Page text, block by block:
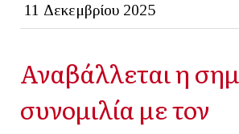
11 Δεκεμβρίου 2025
Αναβάλλεται η
συνομιλία με τον